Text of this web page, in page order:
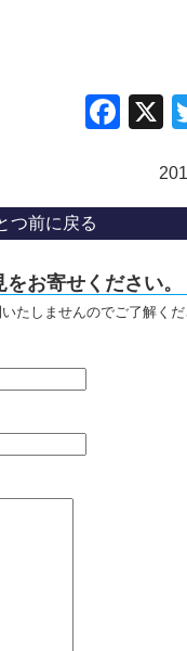
つ前に戻る
お寄せください。
たしませんのでご了解く